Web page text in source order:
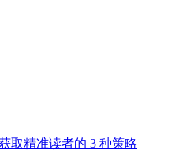
取精准读者的 3 种策略